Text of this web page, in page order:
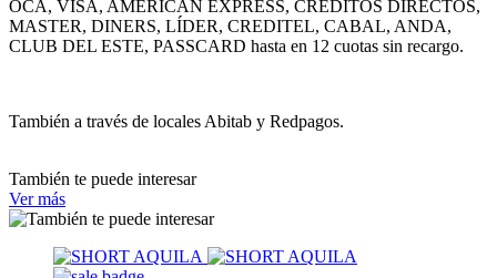
OCA, VISA, AMERICAN EXPRESS, CRÉDITOS DIRECTOS,
MASTER, DINERS, LÍDER, CREDITEL, CABAL, ANDA,
CLUB DEL ESTE, PASSCARD hasta en 12 cuotas sin recargo.
También a través de locales Abitab y Redpagos.
También te puede interesar
Ver más